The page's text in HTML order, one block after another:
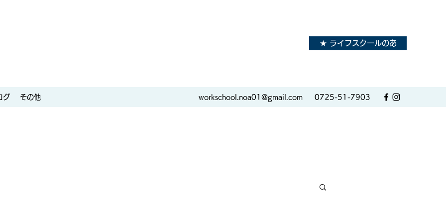
★ ライフスクールのあ
グ その他 workschool.noa01@gmail.com 0725-51-7903